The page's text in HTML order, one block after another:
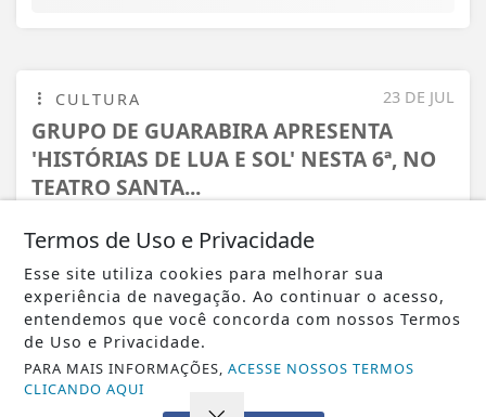
23 DE JUL
CULTURA
GRUPO DE GUARABIRA APRESENTA
'HISTÓRIAS DE LUA E SOL' NESTA 6ª, NO
TEATRO SANTA...
Termos de Uso e Privacidade
Esse site utiliza cookies para melhorar sua
experiência de navegação. Ao continuar o acesso,
entendemos que você concorda com nossos Termos
de Uso e Privacidade.
PARA MAIS INFORMAÇÕES,ACESSE NOSSOS TERMOS
CLICANDO AQUI